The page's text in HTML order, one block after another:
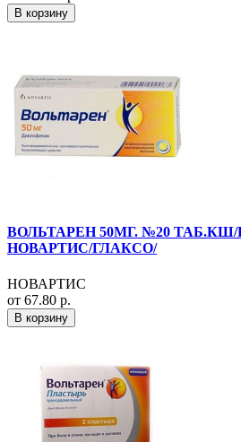
В корзину
ВОЛЬТАРЕН 50МГ. №20 ТАБ.КШ/
НОВАРТИС/ГЛАКСО/
НОВАРТИС
от 67.80 р.
В корзину